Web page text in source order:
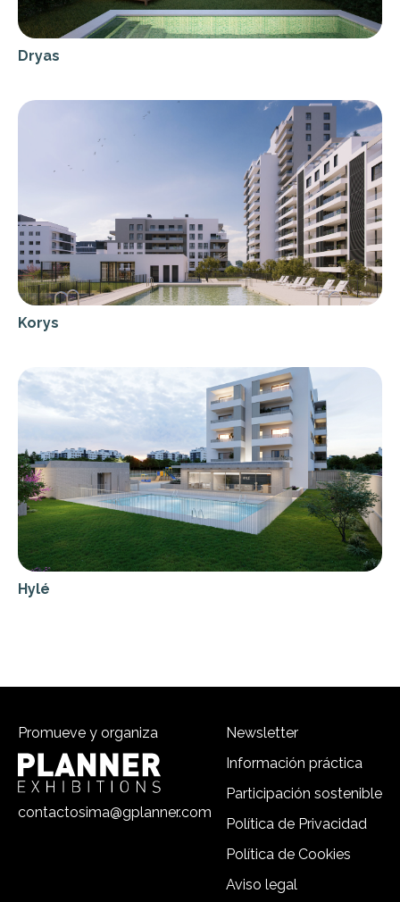
Dryas
Korys
Hylé
Promueve y organiza
contactosima@gplanner.com
Newsletter
Información práctica
Participación sostenible
Política de Privacidad
Política de Cookies
Aviso legal